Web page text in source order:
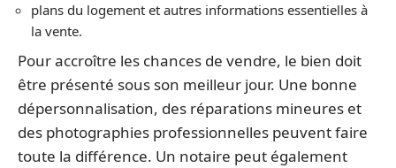
plans du logement et autres informations essentielles à
la vente.
Pour accroître les chances de vendre, le bien doit
être présenté sous son meilleur jour. Une bonne
dépersonnalisation, des réparations mineures et
des photographies professionnelles peuvent faire
toute la différence. Un notaire peut également